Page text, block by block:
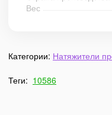
Вес
Категории: Натяжители
Теги: 10586